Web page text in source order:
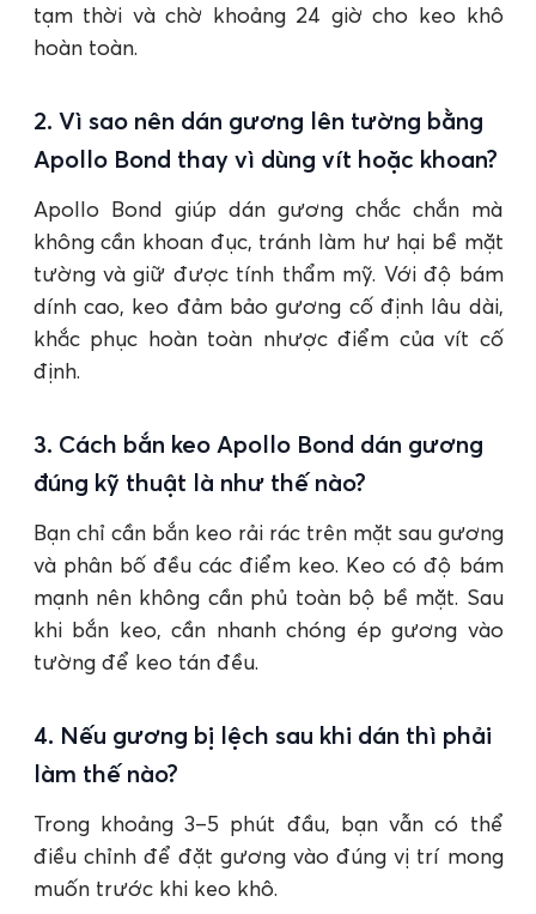
tạm thời và chờ khoảng 24 giờ cho keo khô
hoàn toàn.
2. Vì sao nên dán gương lên tường bằng
Apollo Bond thay vì dùng vít hoặc khoan?
Apollo Bond giúp dán gương chắc chắn mà
không cần khoan đục, tránh làm hư hại bề mặt
tường và giữ được tính thẩm mỹ. Với độ bám
dính cao, keo đảm bảo gương cố định lâu dài,
khắc phục hoàn toàn nhược điểm của vít cố
định.
3. Cách bắn keo Apollo Bond dán gương
đúng kỹ thuật là như thế nào?
Bạn chỉ cần bắn keo rải rác trên mặt sau gương
và phân bố đều các điểm keo. Keo có độ bám
mạnh nên không cần phủ toàn bộ bề mặt. Sau
khi bắn keo, cần nhanh chóng ép gương vào
tường để keo tán đều.
4. Nếu gương bị lệch sau khi dán thì phải
làm thế nào?
Trong khoảng 3–5 phút đầu, bạn vẫn có thể
điều chỉnh để đặt gương vào đúng vị trí mong
muốn trước khi keo khô.